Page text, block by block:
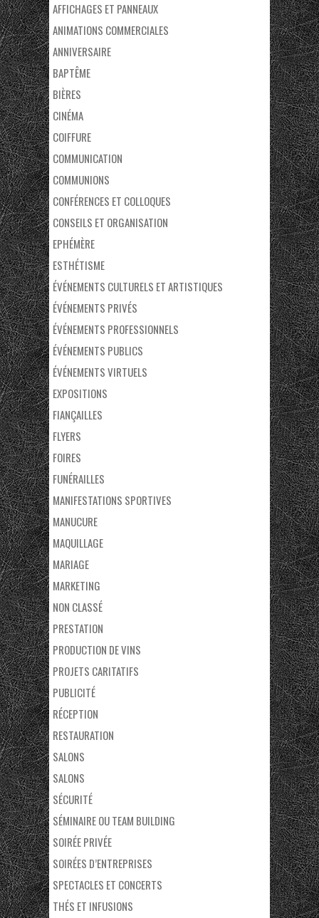
AFFICHAGES ET PANNEAUX
ANIMATIONS COMMERCIALES
ANNIVERSAIRE
BAPTÊME
BIÈRES
CINÉMA
COIFFURE
COMMUNICATION
COMMUNIONS
CONFÉRENCES ET COLLOQUES
CONSEILS ET ORGANISATION
EPHÉMÈRE
ESTHÉTISME
ÉVÉNEMENTS CULTURELS ET ARTISTIQUES
ÉVÉNEMENTS PRIVÉS
ÉVÉNEMENTS PROFESSIONNELS
ÉVÉNEMENTS PUBLICS
ÉVÉNEMENTS VIRTUELS
EXPOSITIONS
FIANÇAILLES
FLYERS
FOIRES
FUNÉRAILLES
MANIFESTATIONS SPORTIVES
MANUCURE
MAQUILLAGE
MARIAGE
MARKETING
NON CLASSÉ
PRESTATION
PRODUCTION DE VINS
PROJETS CARITATIFS
PUBLICITÉ
RÉCEPTION
RESTAURATION
SALONS
SALONS
SÉCURITÉ
SÉMINAIRE OU TEAM BUILDING
SOIRÉE PRIVÉE
SOIRÉES D’ENTREPRISES
SPECTACLES ET CONCERTS
THÉS ET INFUSIONS